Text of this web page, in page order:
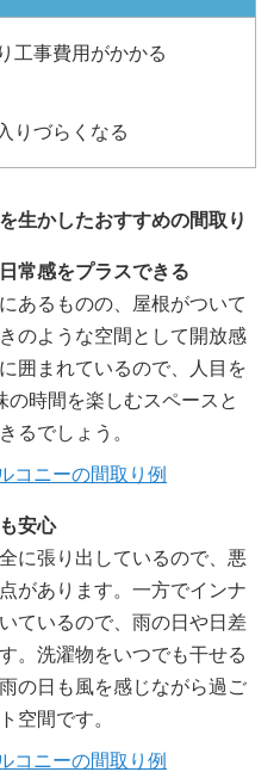
工事費用がかかる
りづらくなる
生かしたおすすめの間取り
常感をプラスできる
あるものの、屋根がついて
のような空間として開放感
囲まれているので、人目を
時間を楽しむスペースと
るでしょう。
コニーの間取り例
安心
に張り出しているので、悪
があります。一方でインナ
ているので、雨の日や日差
。洗濯物をいつでも干せる
の日も風を感じながら過ご
空間です。
コニーの間取り例